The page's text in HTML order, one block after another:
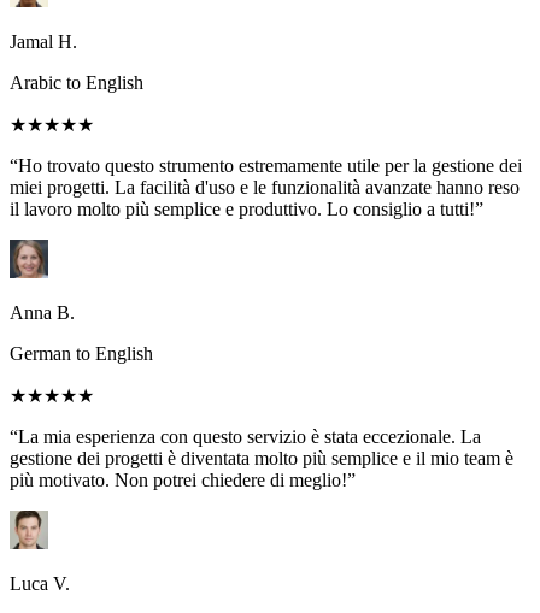
Jamal H.
Arabic to English
★★★★★
“Ho trovato questo strumento estremamente utile per la gestione dei
miei progetti. La facilità d'uso e le funzionalità avanzate hanno reso
il lavoro molto più semplice e produttivo. Lo consiglio a tutti!”
Anna B.
German to English
★★★★★
“La mia esperienza con questo servizio è stata eccezionale. La
gestione dei progetti è diventata molto più semplice e il mio team è
più motivato. Non potrei chiedere di meglio!”
Luca V.